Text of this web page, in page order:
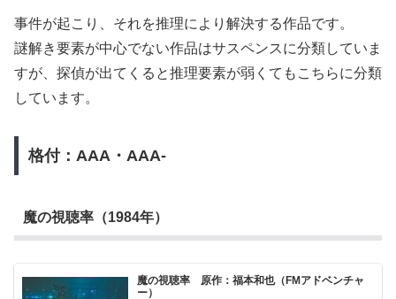
事件が起こり、それを推理により解決する作品です。
謎解き要素が中心でない作品はサスペンスに分類していま
すが、探偵が出てくると推理要素が弱くてもこちらに分類
しています。
格付：AAA・AAA-
魔の視聴率（1984年）
魔の視聴率 原作：福本和也（FMアドベンチャ
ー）